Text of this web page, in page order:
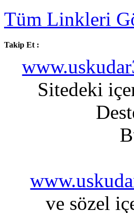
Tüm Linkleri
Takip Et :
Sitedeki
ve sözel